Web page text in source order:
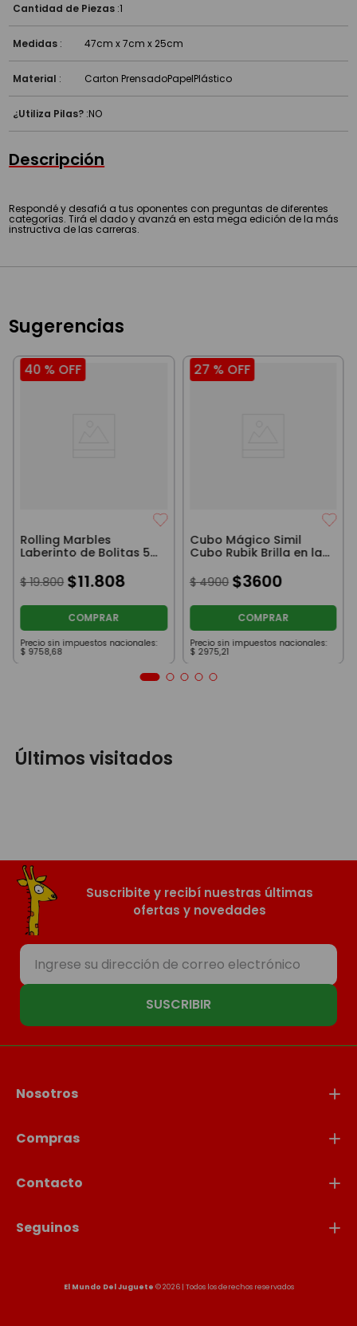
Cantidad de Piezas :1
Medidas : 47cm x 7cm x 25cm
Material : Carton PrensadoPapelPlástico
¿Utiliza Pilas? :NO
Descripción
Respondé y desafiá a tus oponentes con preguntas de diferentes
categorías. Tirá el dado y avanzá en esta mega edición de la más
instructiva de las carreras.
Sugerencias
40 % OFF
Rolling Marbles
Laberinto de Bolitas 50
$ 19.800 $11.808
COMPRAR
Precio sin impuestos nacionales:
$ 9758,68
27 % OFF
Cubo Mágico Simil
Cubo Rubik Brilla en la
$ 4900 $3600
COMPRAR
Precio sin impuestos nacionales:
$ 2975,21
Últimos visitados
Suscribite y recibí nuestras últimas
ofertas y novedades
SUSCRIBIR
Nosotros
Compras
Contacto
Seguinos
El Mundo Del Juguete © 2026 | Todos los derechos reservados